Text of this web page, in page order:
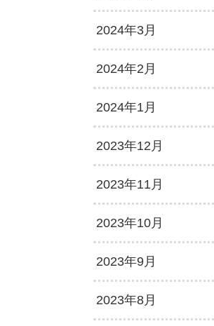
2024年3月
2024年2月
2024年1月
2023年12月
2023年11月
2023年10月
2023年9月
2023年8月